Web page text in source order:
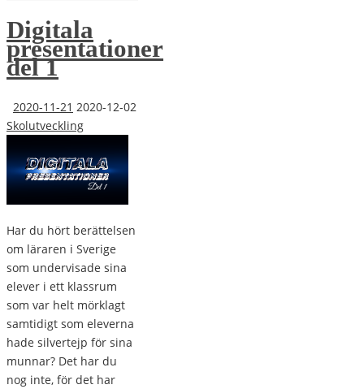
Digitala
presentationer
del 1
2020-11-21 2020-12-02
Skolutveckling
Har du hört berättelsen
om läraren i Sverige
som undervisade sina
elever i ett klassrum
som var helt mörklagt
samtidigt som eleverna
hade silvertejp för sina
munnar? Det har du
nog inte, för det har